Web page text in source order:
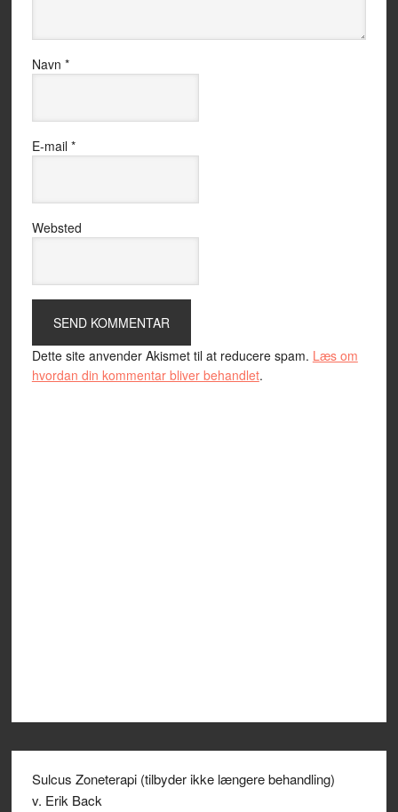
Navn *
E-mail *
Websted
Dette site anvender Akismet til at reducere spam. Læs om
hvordan din kommentar bliver behandlet.
Sulcus Zoneterapi (tilbyder ikke længere behandling)
v. Erik Back